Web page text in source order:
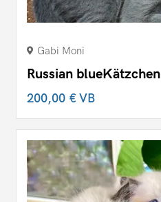
Gabi Moni
Russian blueKätzchen
200,00 €VB